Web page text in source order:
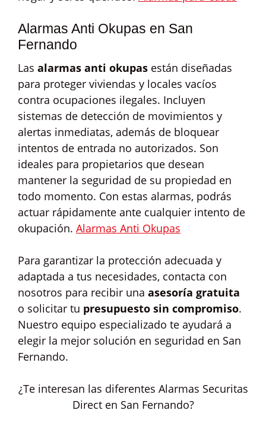
Alarmas Anti Okupas en San
Fernando
Las alarmas anti okupas están diseñadas
para proteger viviendas y locales vacíos
contra ocupaciones ilegales. Incluyen
sistemas de detección de movimientos y
alertas inmediatas, además de bloquear
intentos de entrada no autorizados. Son
ideales para propietarios que desean
mantener la seguridad de su propiedad en
todo momento. Con estas alarmas, podrás
actuar rápidamente ante cualquier intento de
okupación. Alarmas Anti Okupas
Para garantizar la protección adecuada y
adaptada a tus necesidades, contacta con
nosotros para recibir una asesoría gratuita
o solicitar tu presupuesto sin compromiso.
Nuestro equipo especializado te ayudará a
elegir la mejor solución en seguridad en San
Fernando.
¿Te interesan las diferentes Alarmas Securitas
Direct en San Fernando?